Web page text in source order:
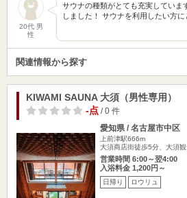
20代 男
性
サウナの種類がとても充実していま
しました！ サウナを利用したい方に
関連情報から探す
KIWAMI SAUNA 大須（男性専用）
-点/ 0 件
愛知県 / 名古屋市中区
上前津駅666m
大須商店街徒歩5分、大須
営業時間 6:00～翌4:00
入浴料金 1,200円～
日帰り ロウリュ